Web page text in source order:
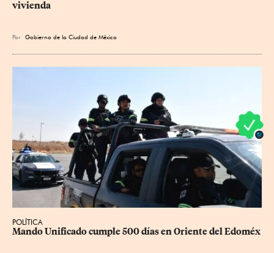
vivienda
Por Gobierno de la Ciudad de México
POLÍTICA
Mando Unificado cumple 500 días en Oriente del Edoméx